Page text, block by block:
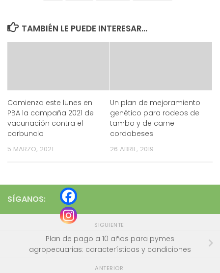
TAMBIÉN LE PUEDE INTERESAR...
Comienza este lunes en
PBA la campaña 2021 de
vacunación contra el
carbunclo
5 MARZO, 2021
Un plan de mejoramiento
genético para rodeos de
tambo y de carne
cordobeses
26 ABRIL, 2019
SÍGANOS:
SIGUIENTE
Plan de pago a 10 años para pymes
agropecuarias: características y condiciones
ANTERIOR